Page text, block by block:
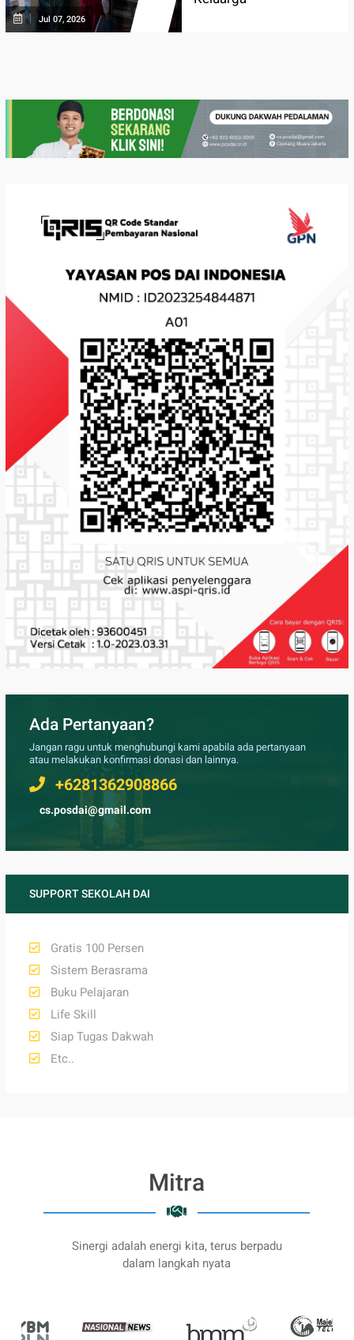
Jul 07, 2026
Ada Pertanyaan?
Jangan ragu untuk menghubungi kami apabila ada pertanyaan
atau melakukan konfirmasi donasi dan lainnya.
+6281362908866
cs.posdai@gmail.com
SUPPORT SEKOLAH DAI
Gratis 100 Persen
Sistem Berasrama
Buku Pelajaran
Life Skill
Siap Tugas Dakwah
Etc..
Mitra
Sinergi adalah energi kita, terus berpadu
dalam langkah nyata